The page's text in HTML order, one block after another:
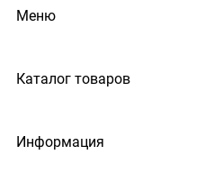
Меню
Каталог товаров
Информация